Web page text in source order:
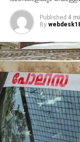
Published 4
By